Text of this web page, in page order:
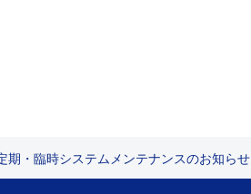
期・臨時システムメンテナンスのお知らせ